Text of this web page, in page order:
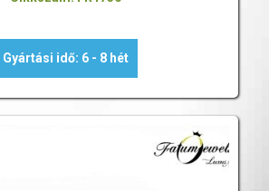
Gyártási idő: 6 - 8 hét